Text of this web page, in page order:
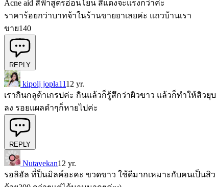
Acne aid สีฟ้าสูตรอ่อนโยน สีแดงจะแรงกว่าค่ะ
ราคาร้อยกว่าบาทจ้าในร้านขายยาเลยค่ะ แถวบ้านเรา
ขาย140
REPLY
kipolj jopla1112 yr.
เรากินกลูต้าเกรปค่ะ กินแล้วก็รู้สึกว่าผิวขาว แล้วก็ทำให้สิวยุบ
ลง รอยแผลดำๆก็หายไปค่ะ
REPLY
Nutavekan12 yr.
รอลิอัล ที่้ป็นมิลค์อะคะ ขวดขาว ใช้ดีมากเหมาะกับคนเป็นสิว